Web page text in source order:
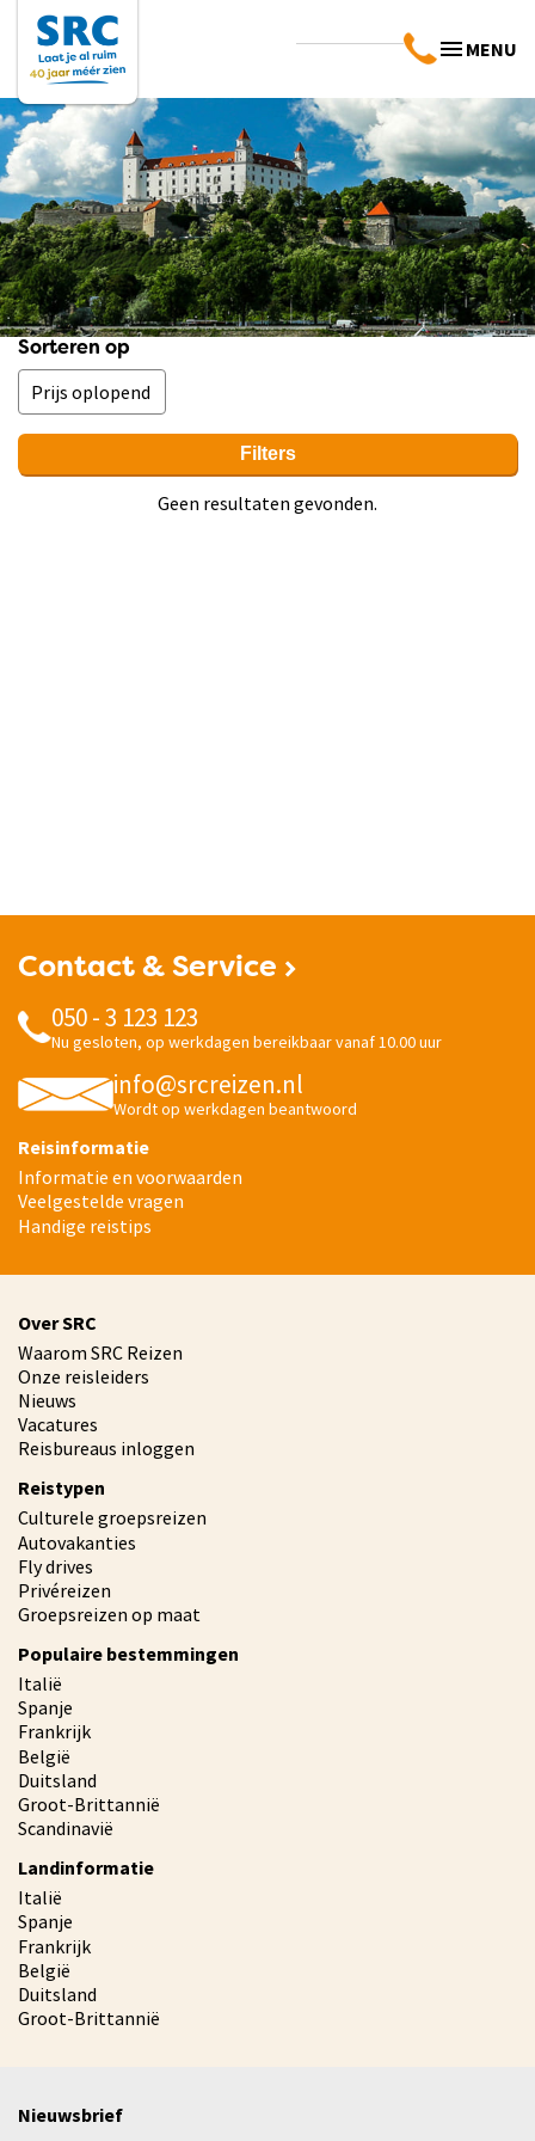
MENU
Sorteren op
Filters
Geen resultaten gevonden.
Contact & Service
050 - 3 123 123
Nu gesloten, op werkdagen bereikbaar vanaf 10.00 uur
info@srcreizen.nl
Wordt op werkdagen beantwoord
Reisinformatie
Informatie en voorwaarden
Veelgestelde vragen
Handige reistips
Over SRC
Waarom SRC Reizen
Onze reisleiders
Nieuws
Vacatures
Reisbureaus inloggen
Reistypen
Culturele groepsreizen
Autovakanties
Fly drives
Privéreizen
Groepsreizen op maat
Populaire bestemmingen
Italië
Spanje
Frankrijk
België
Duitsland
Groot-Brittannië
Scandinavië
Landinformatie
Italië
Spanje
Frankrijk
België
Duitsland
Groot-Brittannië
Nieuwsbrief